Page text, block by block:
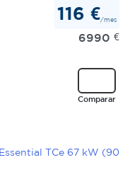
116 €/mes
6990 €
Comparar